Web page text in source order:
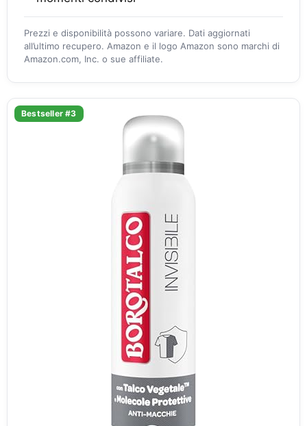
Prezzi e disponibilità possono variare. Dati aggiornati
all’ultimo recupero. Amazon e il logo Amazon sono marchi di
Amazon.com, Inc. o sue affiliate.
Bestseller #3